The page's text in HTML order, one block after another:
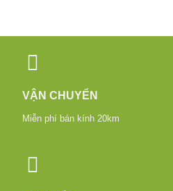
VẬN CHUYỂN
Miễn phí bán kính 20km